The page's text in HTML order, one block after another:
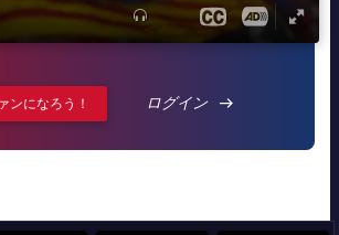
ンになろう！ ログイン